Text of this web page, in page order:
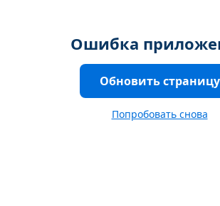
Ошибка
Обновить страницу
Попробовать снова